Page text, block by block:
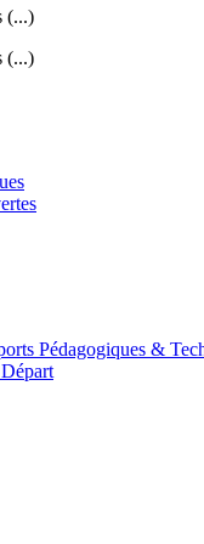
(...)
(...)
Pédagogiques &